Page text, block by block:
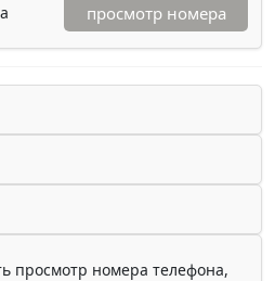
просмотр номера
просмотр номера телефона,